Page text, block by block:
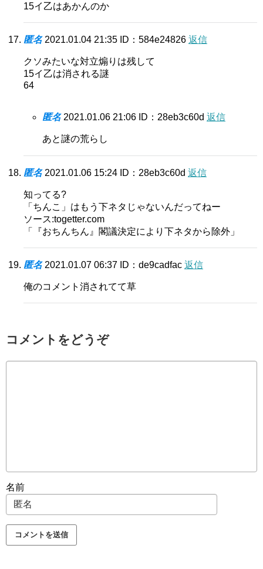
15イ乙はあかんのか
匿名 2021.01.04 21:35 ID：584e24826 返信
クソみたいな対立煽りは残して
15イ乙は消される謎
64
匿名 2021.01.06 21:06 ID：28eb3c60d 返信
あと謎の荒らし
匿名 2021.01.06 15:24 ID：28eb3c60d 返信
知ってる?
「ちんこ」はもう下ネタじゃないんだってねー
ソース:togetter.com
「『おちんちん』閣議決定により下ネタから除外」
匿名 2021.01.07 06:37 ID：de9cadfac 返信
俺のコメント消されてて草
コメントをどうぞ
名前